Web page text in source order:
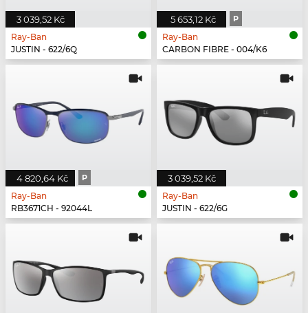
3 039,52 Kč
Ray-Ban
JUSTIN - 622/6Q
5 653,12 Kč P
Ray-Ban
CARBON FIBRE - 004/K6
4 820,64 Kč P
Ray-Ban
RB3671CH - 92044L
3 039,52 Kč
Ray-Ban
JUSTIN - 622/6G